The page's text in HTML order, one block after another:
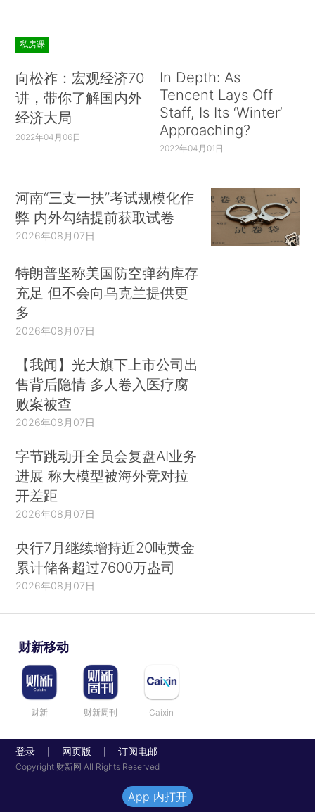
私房课
向松祚：宏观经济70
讲，带你了解国内外
经济大局
2022年04月06日
In Depth: As
Tencent Lays Off
Staff, Is Its ‘Winter’
Approaching?
2022年04月01日
河南“三支一扶”考试规模化作
弊 内外勾结提前获取试卷
2026年08月07日
特朗普坚称美国防空弹药库存
充足 但不会向乌克兰提供更
多
2026年08月07日
【我闻】光大旗下上市公司出
售背后隐情 多人卷入医疗腐
败案被查
2026年08月07日
字节跳动开全员会复盘AI业务
进展 称大模型被海外竞对拉
开差距
2026年08月07日
央行7月继续增持近20吨黄金
累计储备超过7600万盎司
2026年08月07日
财新移动
财新 财新周刊 Caixin
登录 网页版 订阅电邮
Copyright 财新网 All Rights Reserved
App 内打开